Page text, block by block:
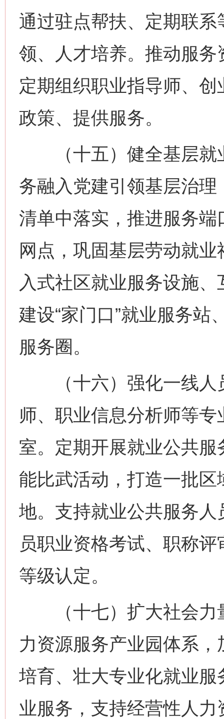
通过驻点帮扶、定期联
领、人才培养。推动服
定期组织职业指导师、
政策、提供服务。
（十五）健全基层就
务融入党建引领基层治
清单中落实，推进服务
网点，巩固基层劳动就
入式社区就业服务设施
建设“家门口”就业服务站
服务圈。
（十六）强化一线人
师、职业信息分析师等
室。定期开展就业公共
能比武活动，打造一批
地。支持就业公共服务
员职业资格考试、职称
等级认定。
（十七）扩大社会力
力资源服务产业园体系
培育、壮大专业化就业
业服务，支持经营性人